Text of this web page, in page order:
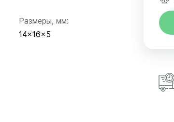
Размеры, мм:
14×16×5